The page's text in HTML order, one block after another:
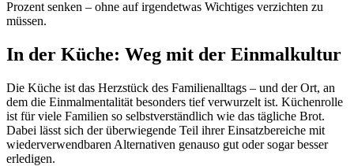
Prozent senken – ohne auf irgendetwas Wichtiges verzichten zu
müssen.
In der Küche: Weg mit der Einmalkultur
Die Küche ist das Herzstück des Familienalltags – und der Ort, an
dem die Einmalmentalität besonders tief verwurzelt ist. Küchenrolle
ist für viele Familien so selbstverständlich wie das tägliche Brot.
Dabei lässt sich der überwiegende Teil ihrer Einsatzbereiche mit
wiederverwendbaren Alternativen genauso gut oder sogar besser
erledigen.